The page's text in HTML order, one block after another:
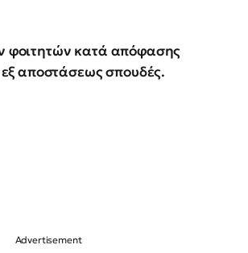
κατά απόφασης
αποστάσεως σπουδές.